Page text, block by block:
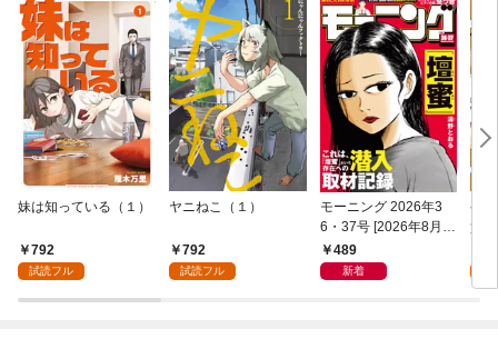
妹は知っている（１）
792
試読フル
ヤニねこ（１）
792
試読フル
モーニング 2026年3
6・37号 [2026年8月6
日発売]
489
新着
ゲ
貴
を
し